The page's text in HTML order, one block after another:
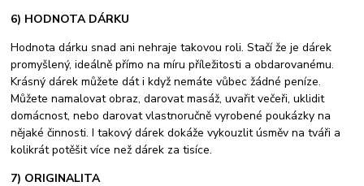
6) HODNOTA DÁRKU
Hodnota dárku snad ani nehraje takovou roli. Stačí že je dárek
promyšlený, ideálně přímo na míru příležitosti a obdarovanému.
Krásný dárek můžete dát i když nemáte vůbec žádné peníze.
Můžete namalovat obraz, darovat masáž, uvařit večeři, uklidit
domácnost, nebo darovat vlastnoručně vyrobené poukázky na
nějaké činnosti. I takový dárek dokáže vykouzlit úsměv na tváři a
kolikrát potěšit více než dárek za tisíce.
7) ORIGINALITA